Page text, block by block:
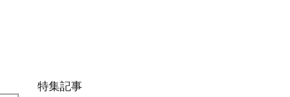
特集記事